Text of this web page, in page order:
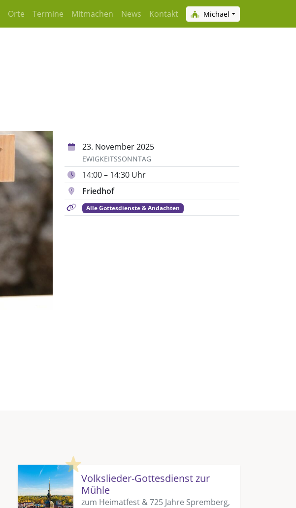
Orte Termine Mitmachen News Kontakt Michael
23. November 2025
EWIGKEITSSONNTAG
14:00 – 14:30 Uhr
Friedhof
Alle Gottesdienste & Andachten
Highlight
Volkslieder-Gottesdienst zur
Mühle
zum Heimatfest & 725 Jahre Spremberg,